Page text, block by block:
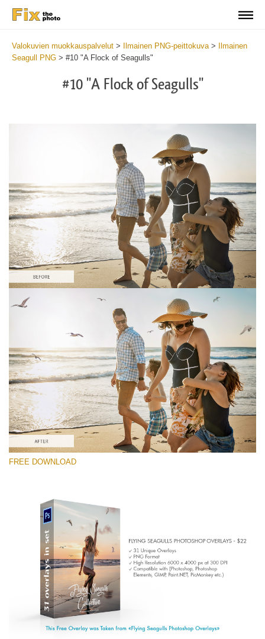
Valokuvien muokkauspalvelut > Ilmainen PNG-peittokuva>
Ilmainen
Seagull PNG > #10 "A Flock of Seagulls"
#10 "A Flock of Seagulls"
Please select
Free PNG Overlay #10
Small 800*533px
Flying Seagulls
(31 Overlays)
Large 6000*4000px
Entire Collection
(1783 Overlays)
Large 6000*4000px
Free download
FREE DOWNLOAD